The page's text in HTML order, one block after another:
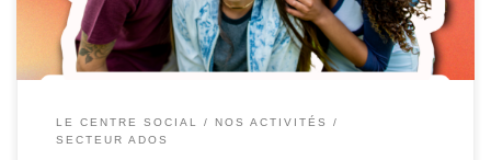
LE CENTRE SOCIAL
NOS ACTIVITÉS
SECTEUR ADOS